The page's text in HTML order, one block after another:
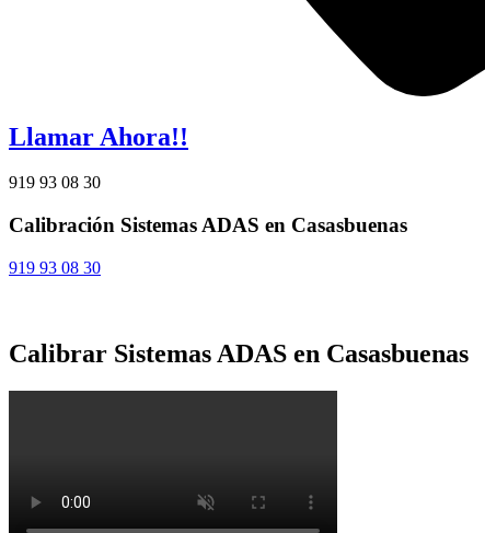
Llamar Ahora!!
919 93 08 30
Calibración Sistemas ADAS en Casasbuenas
919 93 08 30
Calibrar Sistemas ADAS en Casasbuenas